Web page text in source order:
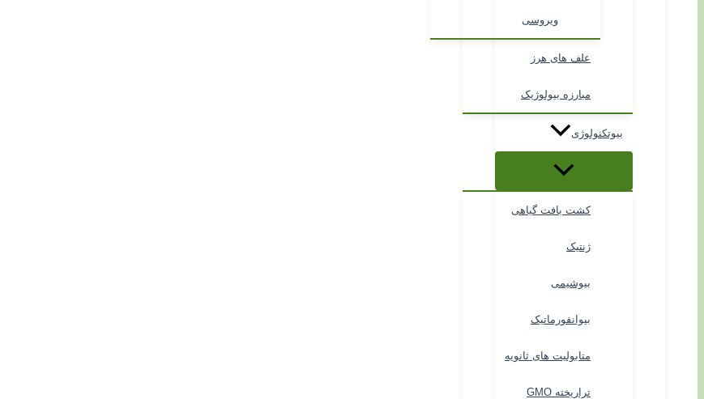
ویروسی
علف های هرز
مبارزه بیولوژیک
بیوتکنولوژی
کشت بافت گیاهی
ژنتیک
بیوشیمی
بیوانفورماتیک
متابولیت های ثانویه
تراریخته GMO